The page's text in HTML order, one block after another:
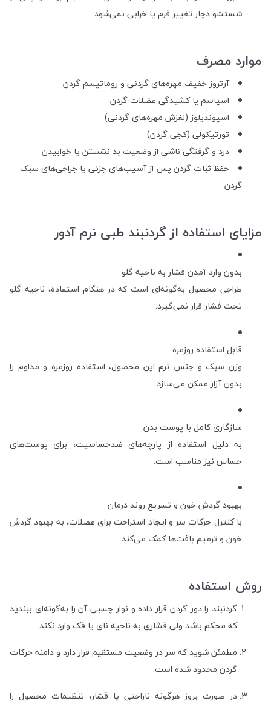
شستشو دچار تغییر فرم یا خرابی نمی‌شود.
موارد مصرف
آرتروز خفیف مهره‌های گردنی و روماتیسم گردن
اسپاسم یا کشیدگی عضلات گردن
اسپوندیلوز (لغزش مهره‌های گردنی)
تورتیکولی (کجی گردن)
درد و گرفتگی ناشی از وضعیت بد نشستن یا خوابیدن
حفظ ثبات گردن پس از آسیب‌های جزئی یا جراحی‌های سبک
گردن
مزایای استفاده از گردنبند طبی نرم آدور
بدون وارد آمدن فشار به ناحیه گلو
طراحی محصول به‌گونه‌ای است که در هنگام استفاده، ناحیه گلو
تحت فشار قرار نمی‌گیرد.
قابل استفاده روزمره
وزن سبک و جنس نرم این محصول، استفاده روزمره و مداوم را
بدون آزار ممکن می‌سازد.
سازگاری کامل با پوست بدن
به دلیل استفاده از پارچه‌های ضدحساسیت، برای پوست‌های
حساس نیز مناسب است.
بهبود گردش خون و تسریع روند درمان
با کنترل حرکات سر و ایجاد استراحت برای عضلات، به بهبود گردش
خون و ترمیم بافت‌ها کمک می‌کند.
روش استفاده
گردنبند را دور گردن قرار داده و نوار چسبی آن را به‌گونه‌ای ببندید
که محکم باشد ولی فشاری به ناحیه نای یا فک وارد نکند.
مطمئن شوید که سر در وضعیت مستقیم قرار دارد و دامنه حرکات
گردن محدود شده است.
در صورت بروز هرگونه ناراحتی یا فشار، تنظیمات محصول را